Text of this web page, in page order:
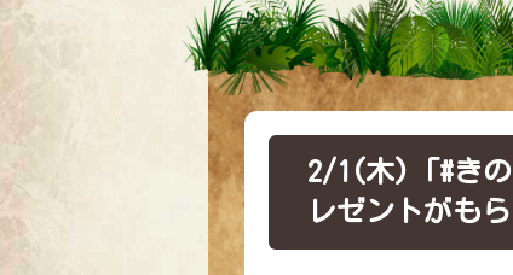
2/1(木)「#きの
レゼントがもら